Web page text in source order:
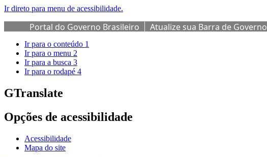
Ir direto para menu de acessibilidade.
Portal do Governo Brasileiro Atualize sua Barra de Governo
Ir para o conteúdo 1
Ir para o menu 2
Ir para a busca 3
Ir para o rodapé 4
GTranslate
Opções de acessibilidade
Acessibilidade
Mapa do site